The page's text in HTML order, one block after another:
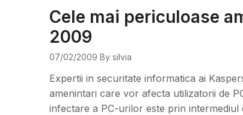
Cele mai periculoase
2009
07/02/2009 By silvia
Expertii in securitate informatica ai
amenintari care vor afecta utilizatorii de
infectare a PC-urilor este prin intermediul